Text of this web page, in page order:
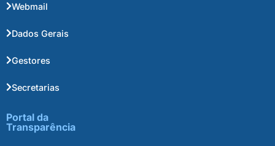
Webmail
Dados Gerais
Gestores
Secretarias
Portal da
Transparência